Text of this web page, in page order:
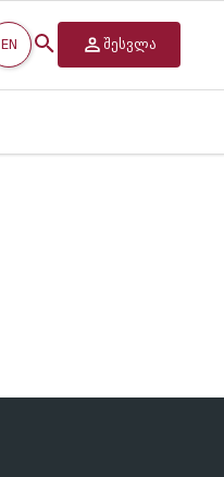
EN შესვლა